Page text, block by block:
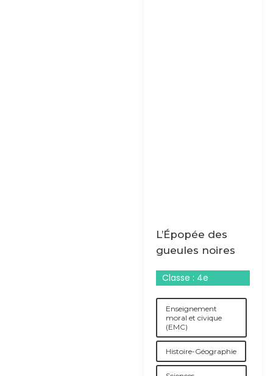
L’Épopée des
gueules noires
Classe : 4e
Enseignement
moral et civique
(EMC)
Histoire-Géographie